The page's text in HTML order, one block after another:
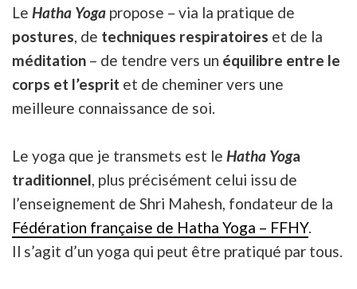
Le Hatha Yoga propose – via la pratique de
postures, de techniques respiratoires et de la
méditation – de tendre vers un équilibre entre le
corps et l’esprit et de cheminer vers une
meilleure connaissance de soi.
Le yoga que je transmets est le Hatha Yoga
traditionnel, plus précisément celui issu de
l’enseignement de Shri Mahesh, fondateur de la
Fédération française de Hatha Yoga – FFHY.
Il s’agit d’un yoga qui peut être pratiqué par tous.